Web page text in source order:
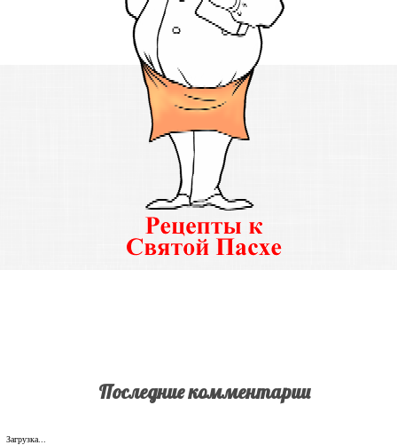
Последние комментарии
Загрузка...